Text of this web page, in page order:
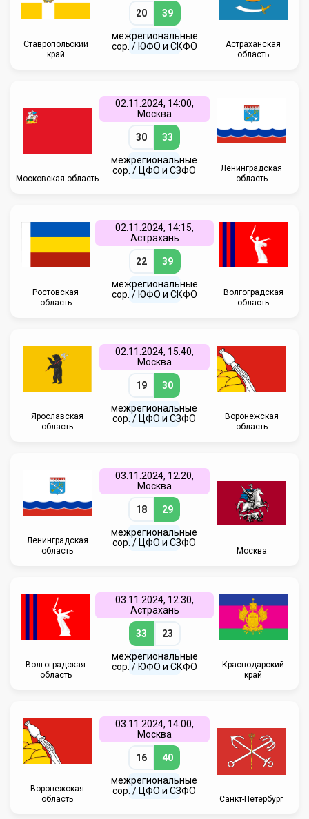
Ставропольский
край
20 39
межрегиональные
сор. / ЮФО и СКФО
Астраханская
область
Московская область
02.11.2024, 14:00,
Москва
30 33
межрегиональные
сор. / ЦФО и СЗФО
Ленинградская
область
Ростовская
область
02.11.2024, 14:15,
Астрахань
22 39
межрегиональные
сор. / ЮФО и СКФО
Волгоградская
область
Ярославская
область
02.11.2024, 15:40,
Москва
19 30
межрегиональные
сор. / ЦФО и СЗФО
Воронежская
область
Ленинградская
область
03.11.2024, 12:20,
Москва
18 29
межрегиональные
сор. / ЦФО и СЗФО
Москва
Волгоградская
область
03.11.2024, 12:30,
Астрахань
33 23
межрегиональные
сор. / ЮФО и СКФО
Краснодарский
край
Воронежская
область
03.11.2024, 14:00,
Москва
16 40
межрегиональные
сор. / ЦФО и СЗФО
Санкт-Петербург